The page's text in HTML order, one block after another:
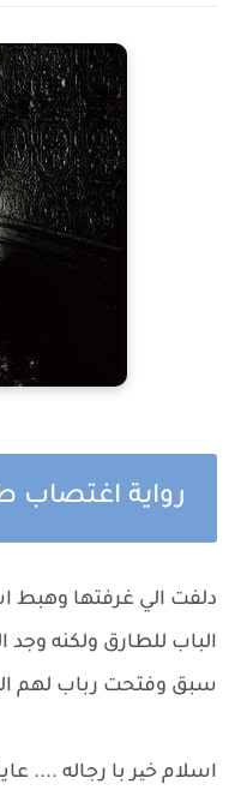
رواية اغتصاب
دلفت الي غرفتها وهبط
الباب للطارق ولكنه وجد
سبق وفتحت رباب لهم
اسلام خیر با رجاله ....